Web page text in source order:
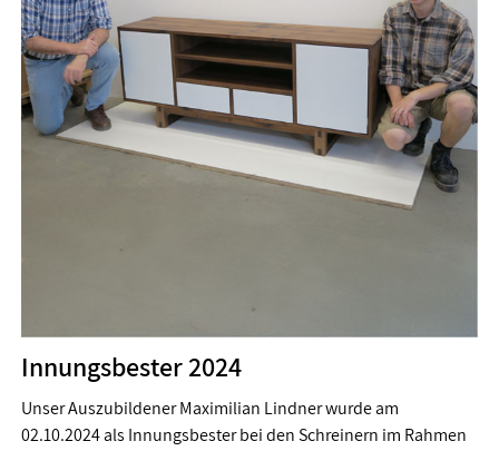
Innungsbester 2024
Unser Auszubildener Maximilian Lindner wurde am
02.10.2024 als Innungsbester bei den Schreinern im Rahmen